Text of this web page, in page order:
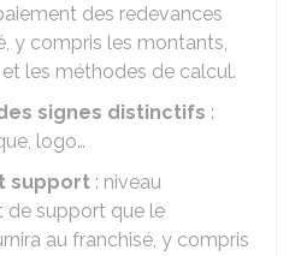
des redevances
y compris les montants,
les méthodes de calcul.
signes distinctifs :
logo…
support : niveau
de support que le
au franchisé, y compris